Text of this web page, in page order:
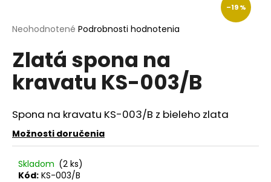
Priemerné
produktu
je
0,0
hviezdičiek.
Neohodnotené Podrobnosti hodnotenia
Zlatá spona na
kravatu KS-003/B
Spona na kravatu KS-003/B z bieleho zlata
Možnosti doručenia
Skladom (2 ks)
Kód: KS-003/B
–19 %
j
ť
?